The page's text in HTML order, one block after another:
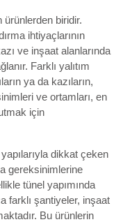
biridir.
ihtiyaçlarının
ve inşaat alanlarında
Farklı yalıtım
ya da kazıların,
ve ortamları, en
için
dikkat çeken
gereksinimlerine
tünel yapımında
farklı şantiyeler, inşaat
Bu ürünlerin